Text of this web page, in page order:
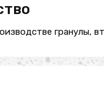
гранулы,